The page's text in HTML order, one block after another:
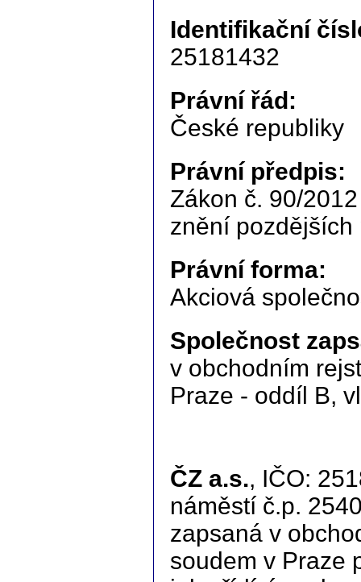
Identifikační
25181432
Právní řád:
České republiky
Právní předpis:
Zákon č. 90/
znění pozdějších
Právní forma:
Akciová
Společnost
v obchodním
Praze - oddíl B,
ČZ a.s., IČO:
náměstí č.p.
zapsaná v
soudem v Praze